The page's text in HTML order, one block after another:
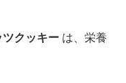
ツクッキー は、栄養